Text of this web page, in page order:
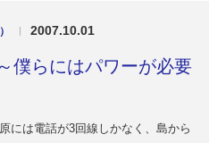
| 2007.10.01
僕らにはパワーが必要
には電話が3回線しかなく、島から